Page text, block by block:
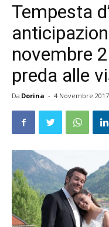
Tempesta
novembre
preda alle
Da Dorina - 4 Novembre 2017